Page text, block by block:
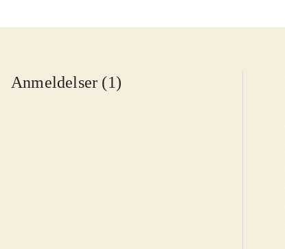
Anmeldelser (1)